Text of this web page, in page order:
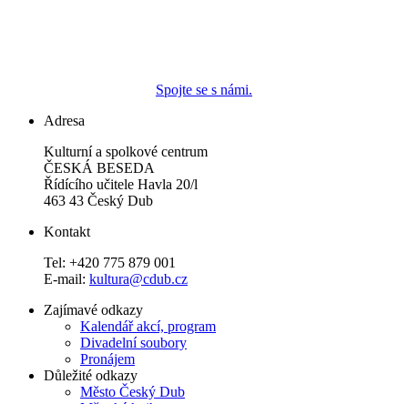
Spojte se s námi.
Adresa
Kulturní a spolkové centrum
ČESKÁ BESEDA
Řídícího učitele Havla 20/l
463 43 Český Dub
Kontakt
Tel: +420 775 879 001
E-mail: kultura@cdub.cz
Zajímavé odkazy
Kalendář akcí, program
Divadelní soubory
Pronájem
Důležité odkazy
Město Český Dub